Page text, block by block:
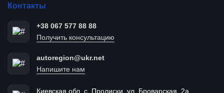
Контакты
+38 067 577 88 88
Получить консультацию
autoregion@ukr.net
Напишите нам
Киевская обл, с. Пролиски, ул. Броварская, 2а